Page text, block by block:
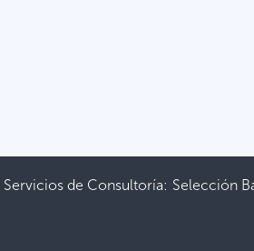
de Consultoría: Selección